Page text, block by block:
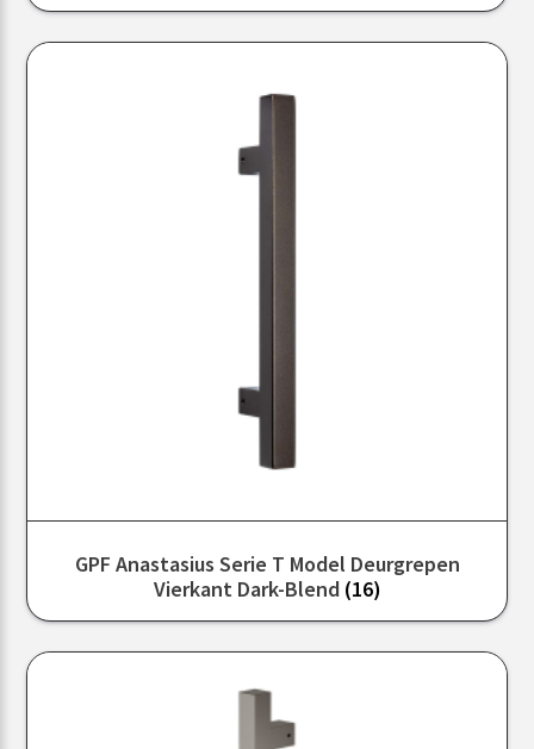
GPF Anastasius Serie T Model Deurgrepen
Vierkant Dark-Blend (16)